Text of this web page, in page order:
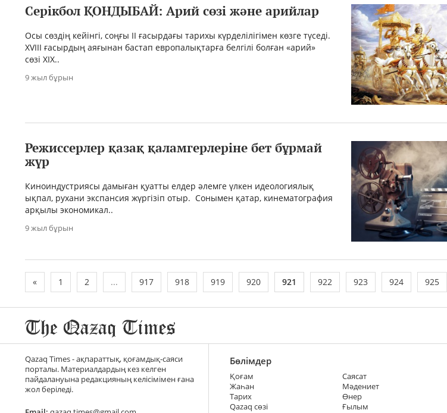
Серікбол ҚОНДЫБАЙ: Арий сөзі және арийлар
Осы сөздің кейінгі, соңғы II ғасырдағы тарихы күрделілігімен көзге түседі.
XVIII ғасырдың аяғынан бастап европалықтарға белгілі болған «арий»
сөзі XIX..
9 жыл бұрын
Режиссерлер қазақ қаламгерлеріне бет бұрмай
жүр
Киноиндустриясы дамыған қуатты елдер әлемге үлкен идеологиялық
ықпал, рухани экспансия жүргізіп отыр. Сонымен қатар, кинематография
арқылы экономикал..
9 жыл бұрын
« 1 2 ... 917 918 919 920 921 922 923 924 925
Qazaq Times - ақпараттық, қоғамдық-саяси
порталы. Материалдардың кез келген
пайдалануына редакцияның келісімімен ғана
жол беріледі.
Бөлімдер
Қоғам
Жаһан
Тарих
Qazaq сөзі
Саясат
Мәдениет
Өнер
Ғылым